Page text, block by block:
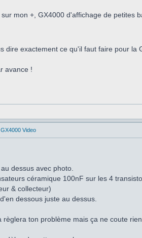
mon +, GX4000 d'affichage de petites
dire exactement ce qu'il faut faire pour la
avance !
Video
dessus avec photo.
céramique 100nF sur les 4
& collecteur)
dessous juste au dessus.
règlera ton problème mais ça ne coute